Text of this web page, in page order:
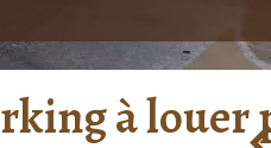
à louer